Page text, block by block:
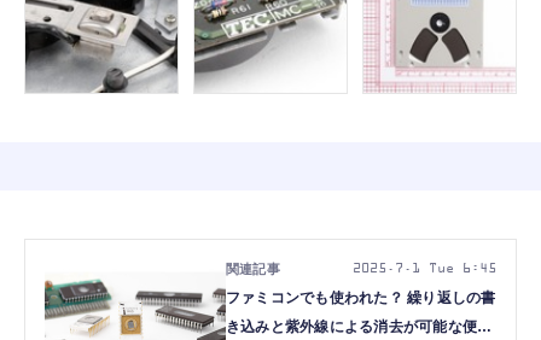
ファミコンでも使われた？ 繰り返しの書
き込みと紫外線による消去が可能な便利
2025.7.1 Tue 6:45